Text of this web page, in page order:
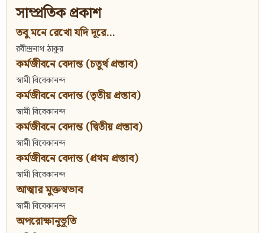
সাম্প্রতিক প্রকাশ
তবু মনে রেখো যদি দূরে...
রবীন্দ্রনাথ ঠাকুর
কর্মজীবনে বেদান্ত (চতুর্থ প্রস্তাব)
স্বামী বিবেকানন্দ
কর্মজীবনে বেদান্ত (তৃতীয় প্রস্তাব)
স্বামী বিবেকানন্দ
কর্মজীবনে বেদান্ত (দ্বিতীয় প্রস্তাব)
স্বামী বিবেকানন্দ
কর্মজীবনে বেদান্ত (প্রথম প্রস্তাব)
স্বামী বিবেকানন্দ
আত্মার মুক্তস্বভাব
স্বামী বিবেকানন্দ
অপরোক্ষানুভূতি